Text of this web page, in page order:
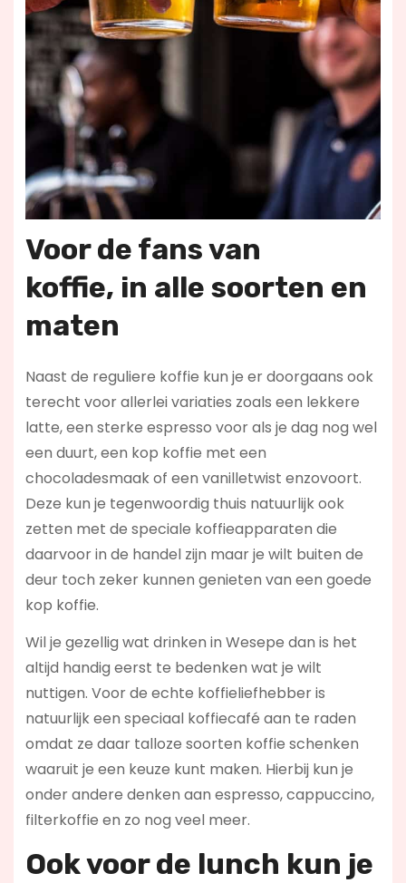
Voor de fans van
koffie, in alle soorten en
maten
Naast de reguliere koffie kun je er doorgaans ook
terecht voor allerlei variaties zoals een lekkere
latte, een sterke espresso voor als je dag nog wel
een duurt, een kop koffie met een
chocoladesmaak of een vanilletwist enzovoort.
Deze kun je tegenwoordig thuis natuurlijk ook
zetten met de speciale koffieapparaten die
daarvoor in de handel zijn maar je wilt buiten de
deur toch zeker kunnen genieten van een goede
kop koffie.
Wil je gezellig wat drinken in Wesepe dan is het
altijd handig eerst te bedenken wat je wilt
nuttigen. Voor de echte koffieliefhebber is
natuurlijk een speciaal koffiecafé aan te raden
omdat ze daar talloze soorten koffie schenken
waaruit je een keuze kunt maken. Hierbij kun je
onder andere denken aan espresso, cappuccino,
filterkoffie en zo nog veel meer.
Ook voor de lunch kun je